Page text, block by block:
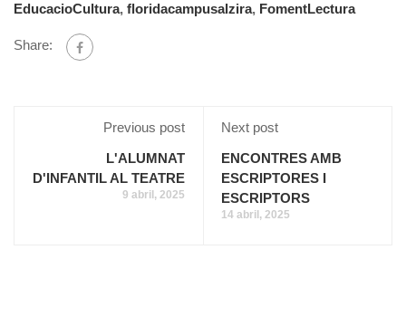
EducacioCultura, floridacampusalzira, FomentLectura
Share:
Previous post
L'ALUMNAT
D'INFANTIL AL TEATRE
9 abril, 2025
Next post
ENCONTRES AMB
ESCRIPTORES I
ESCRIPTORS
14 abril, 2025